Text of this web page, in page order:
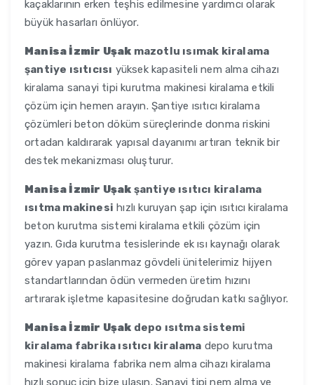
kaçaklarının erken teşhis edilmesine yardımcı olarak
büyük hasarları önlüyor.
Manisa İzmir Uşak mazotlu ısımak kiralama
şantiye ısıtıcısı yüksek kapasiteli nem alma cihazı
kiralama sanayi tipi kurutma makinesi kiralama etkili
çözüm için hemen arayın. Şantiye ısıtıcı kiralama
çözümleri beton döküm süreçlerinde donma riskini
ortadan kaldırarak yapısal dayanımı artıran teknik bir
destek mekanizması oluşturur.
Manisa İzmir Uşak şantiye ısıtıcı kiralama
ısıtma makinesi hızlı kuruyan şap için ısıtıcı kiralama
beton kurutma sistemi kiralama etkili çözüm için
yazın. Gıda kurutma tesislerinde ek ısı kaynağı olarak
görev yapan paslanmaz gövdeli ünitelerimiz hijyen
standartlarından ödün vermeden üretim hızını
artırarak işletme kapasitesine doğrudan katkı sağlıyor.
Manisa İzmir Uşak depo ısıtma sistemi
kiralama fabrika ısıtıcı kiralama depo kurutma
makinesi kiralama fabrika nem alma cihazı kiralama
hızlı sonuç için bize ulaşın. Sanayi tipi nem alma ve